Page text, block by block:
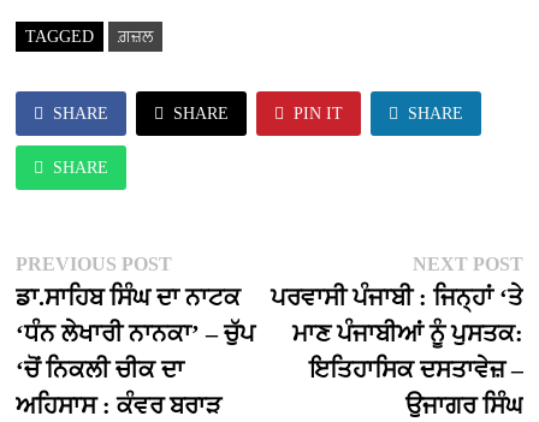
TAGGED ਗ਼ਜ਼ਲ
SHARE SHARE PIN IT SHARE
SHARE
Post
navigation
PREVIOUS POSTPrevious
post:
ਡਾ.ਸਾਹਿਬ ਸਿੰਘ ਦਾ ਨਾਟਕ
‘ਧੰਨ ਲੇਖਾਰੀ ਨਾਨਕਾ’ – ਚੁੱਪ
‘ਚੋਂ ਨਿਕਲੀ ਚੀਕ ਦਾ
ਅਹਿਸਾਸ : ਕੰਵਰ ਬਰਾੜ
NEXT POST
ਪਰਵਾਸੀ ਪੰਜਾਬੀ : ਜਿਨ੍ਹਾਂ ‘ਤੇ
ਮਾਣ ਪੰਜਾਬੀਆਂ ਨੂੰ ਪੁਸਤਕ:
ਇਤਿਹਾਸਿਕ ਦਸਤਾਵੇਜ਼ –
ਉਜਾਗਰ ਸਿੰਘ